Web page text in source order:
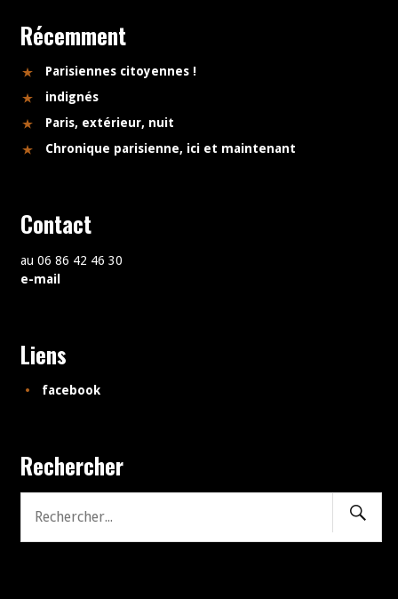
Récemment
Parisiennes citoyennes !
indignés
Paris, extérieur, nuit
Chronique parisienne, ici et maintenant
Contact
au 06 86 42 46 30
e-mail
Liens
facebook
Rechercher
Recherche